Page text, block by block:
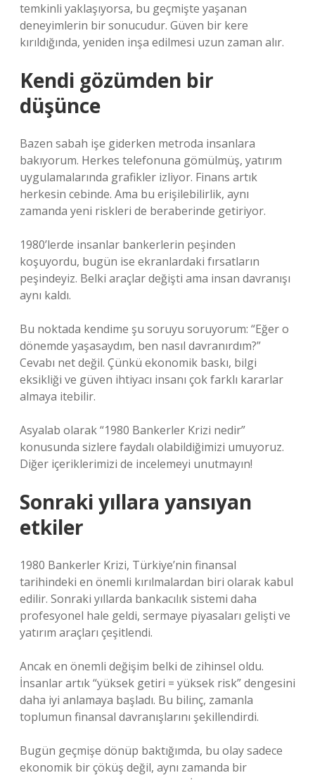
temkinli yaklaşıyorsa, bu geçmişte yaşanan
deneyimlerin bir sonucudur. Güven bir kere
kırıldığında, yeniden inşa edilmesi uzun zaman alır.
Kendi gözümden bir
düşünce
Bazen sabah işe giderken metroda insanlara
bakıyorum. Herkes telefonuna gömülmüş, yatırım
uygulamalarında grafikler izliyor. Finans artık
herkesin cebinde. Ama bu erişilebilirlik, aynı
zamanda yeni riskleri de beraberinde getiriyor.
1980’lerde insanlar bankerlerin peşinden
koşuyordu, bugün ise ekranlardaki fırsatların
peşindeyiz. Belki araçlar değişti ama insan davranışı
aynı kaldı.
Bu noktada kendime şu soruyu soruyorum: “Eğer o
dönemde yaşasaydım, ben nasıl davranırdım?”
Cevabı net değil. Çünkü ekonomik baskı, bilgi
eksikliği ve güven ihtiyacı insanı çok farklı kararlar
almaya itebilir.
Asyalab olarak “1980 Bankerler Krizi nedir”
konusunda sizlere faydalı olabildiğimizi umuyoruz.
Diğer içeriklerimizi de incelemeyi unutmayın!
Sonraki yıllara yansıyan
etkiler
1980 Bankerler Krizi, Türkiye’nin finansal
tarihindeki en önemli kırılmalardan biri olarak kabul
edilir. Sonraki yıllarda bankacılık sistemi daha
profesyonel hale geldi, sermaye piyasaları gelişti ve
yatırım araçları çeşitlendi.
Ancak en önemli değişim belki de zihinsel oldu.
İnsanlar artık “yüksek getiri = yüksek risk” dengesini
daha iyi anlamaya başladı. Bu bilinç, zamanla
toplumun finansal davranışlarını şekillendirdi.
Bugün geçmişe dönüp baktığımda, bu olay sadece
ekonomik bir çöküş değil, aynı zamanda bir